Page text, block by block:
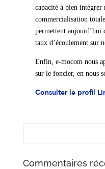
capacité à bien intégrer
commercialisation
permettent aujourd’hui
taux d’écoulement sur
Enfin, e-mocom nous
sur le foncier, en nous
Consulter le profil
Commentaires